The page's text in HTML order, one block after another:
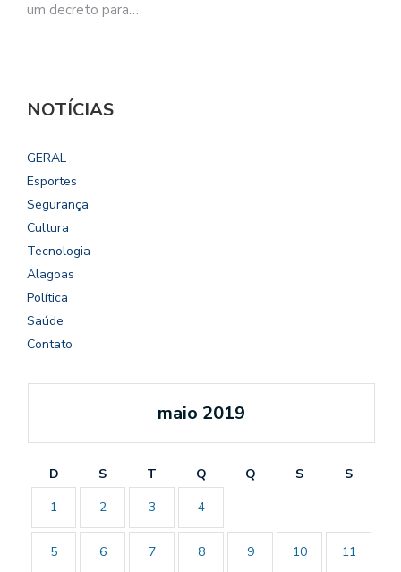
um decreto para…
NOTÍCIAS
GERAL
Esportes
Segurança
Cultura
Tecnologia
Alagoas
Política
Saúde
Contato
maio 2019
D S T Q Q S
S
1
2 3 4
5 6 7 8 9 10 11